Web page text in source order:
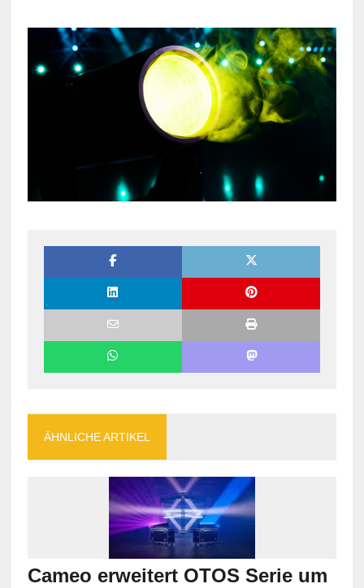
ÄHNLICHE ARTIKEL
Cameo erweitert OTOS Serie um